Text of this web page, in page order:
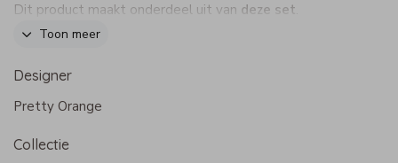
Dit product maakt onderdeel uit van deze set
Specificaties kinderkoffertje
- Merk: Bulbby
- Afmeting: 38 x 27 x 11 cm
- Rits kan rondom open
Toon meer
Designer
Pretty Orange
Collectie